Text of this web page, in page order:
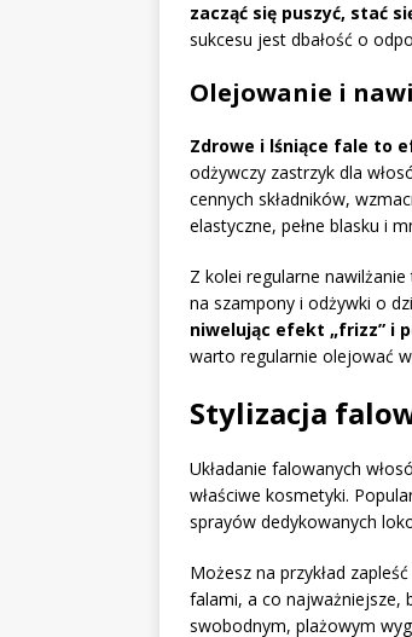
zacząć się puszyć, stać
sukcesu jest dbałość o
Olejowanie i
Zdrowe i lśniące fale to
odżywczy zastrzyk dla
cennych składników,
elastyczne, pełne blasku i
Z kolei regularne
na szampony i odżywki o
niwelując efekt „frizz” i
warto regularnie olejować
Stylizacja
Układanie falowanych
właściwe kosmetyki.
sprayów dedykowanych
Możesz na przykład
falami, a co najważniejsze,
swobodnym, plażowym